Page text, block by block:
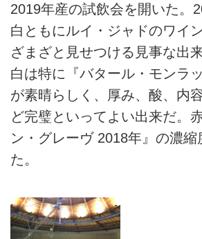
2019年産の試飲会を開いた。
白ともにルイ・ジャドのワイ
ざまざと見せつける見事な出
白は特に『バタール・モンラ
が素晴らしく、厚み、酸、内
ど完璧といってよい出来だ。
ン・グレーヴ 2018年』の濃縮
た。